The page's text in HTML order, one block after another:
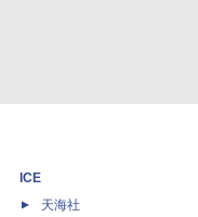
ICE
天海社